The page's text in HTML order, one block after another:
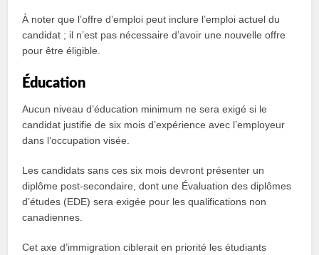
À noter que l’offre d’emploi peut inclure l’emploi actuel du
candidat ; il n’est pas nécessaire d’avoir une nouvelle offre
pour être éligible.
Éducation
Aucun niveau d’éducation minimum ne sera exigé si le
candidat justifie de six mois d’expérience avec l’employeur
dans l’occupation visée.
Les candidats sans ces six mois devront présenter un
diplôme post-secondaire, dont une Évaluation des diplômes
d’études (EDE) sera exigée pour les qualifications non
canadiennes.
Cet axe d’immigration ciblerait en priorité les étudiants